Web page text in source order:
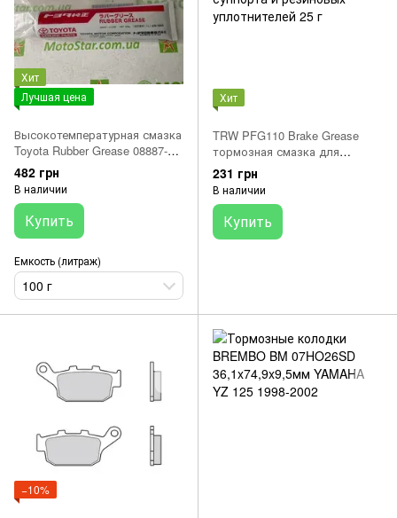
Хит
Лучшая цена
Высокотемпературная смазка
Toyota Rubber Grease 08887-
01206 (Япония) 1шт 100г
482 грн
В наличии
Купить
Емкость (литраж)
100 г
Хит
TRW PFG110 Brake Grease
тормозная смазка для
направляющих суппорта и
резиновых уплотнителей 25 г
231 грн
В наличии
Купить
−10%